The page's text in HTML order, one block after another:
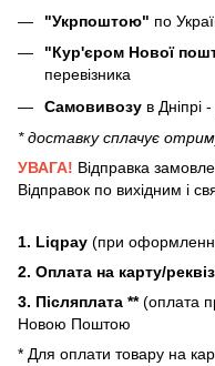
"Укрпоштою" по
"Кур'єром Нової
перевізника
Самовивозу в Дніпрі -
* доставку сплачує
УВАГА! Відправка
Відправок по вихідним і
1. Liqpay (при
2. Оплата на карту/
3. Післяплата **(оплата
Новою Поштою
* Для оплати товару на